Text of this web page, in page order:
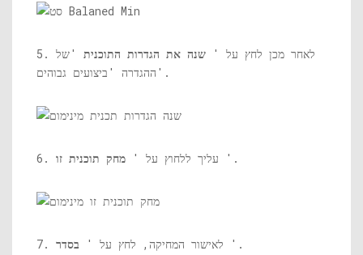
5. לאחר מכן לחץ על ' שנה את הגדרות התוכנית 'של
ההגדרה 'ביצועים גבוהים'.
6. עליך ללחוץ על ' מחק תוכנית זו '.
7. לאישור המחיקה, לחץ על ' בסדר '.